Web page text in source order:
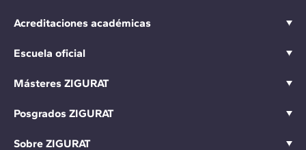
Acreditaciones académicas
Escuela oficial
Másteres ZIGURAT
Posgrados ZIGURAT
Sobre ZIGURAT